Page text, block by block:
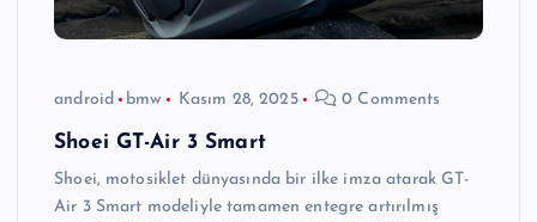
android bmw Kasım 28, 2025 0 Comments
Shoei GT-Air 3 Smart
Shoei, motosiklet dünyasında bir ilke imza atarak GT-
Air 3 Smart modeliyle tamamen entegre artırılmış